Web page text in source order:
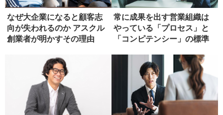
なぜ大企業になると顧客志
向が失われるのか アスクル
創業者が明かすその理由
常に成果を出す営業組織は
やっている「プロセス」と
「コンピテンシー」の標準